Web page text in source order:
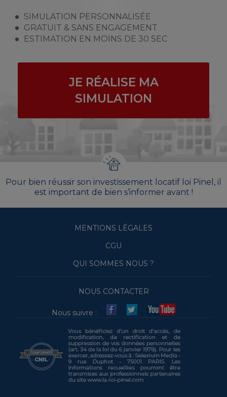
SIMULATION PERSONNALISÉE
GRATUIT & SANS ENGAGEMENT
ESTIMATION EN MOINS DE 30 SEC
JE RÉALISE MA
SIMULATION
Pour bien réussir son investissement locatif loi Pinel, il
est important de bien s’informer avant !
MENTIONS LÉGALES
CGU
QUI SOMMES NOUS ?
NOUS CONTACTER
Nous suivre :